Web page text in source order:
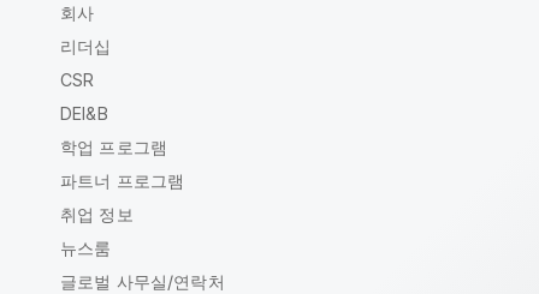
회사
리더십
CSR
DEI&B
학업 프로그램
파트너 프로그램
취업 정보
뉴스룸
글로벌 사무실/연락처